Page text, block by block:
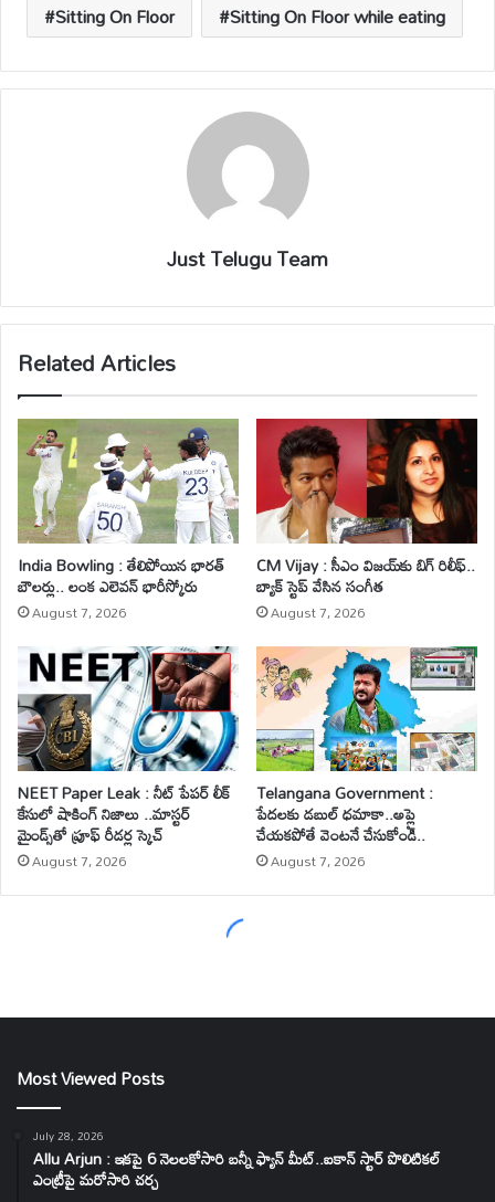
Most Viewed Posts
July 28, 2026
Allu Arjun : ఇకపై 6 నెలలకోసారి బన్నీ ఫ్యాన్ మీట్..ఐకాన్ స్టార్ పొలిటికల్
ఎంట్రీపై మరోసారి చర్చ